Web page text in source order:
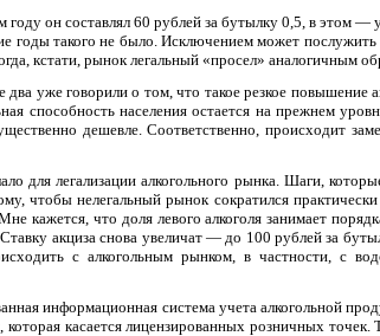
он составлял 60 рублей за бутылку 0,5, в этом —
годы такого не было. Исключением может послужить
кстати, рынок легальный «просел» аналогичным
уже говорили о том, что такое резкое повышение
способность населения остается на прежнем
дешевле. Соответственно, происходит
для легализации алкогольного рынка. Шаги,
чтобы нелегальный рынок сократился практически
кажется, что доля левого алкоголя занимает
акциза снова увеличат — до 100 рублей за
с алкогольным рынком, в частности, с
информационная система учета алкогольной
касается лицензированных розничных точек.